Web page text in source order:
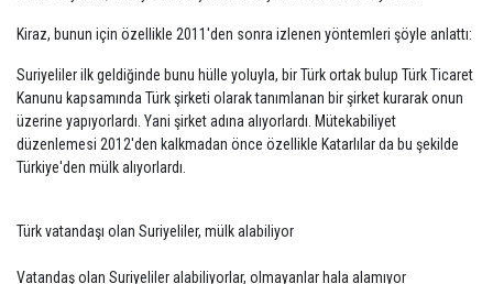
Kiraz, bunun için özellikle 2011'den sonra izlenen yöntemleri şöyle anlattı:
Suriyeliler ilk geldiğinde bunu hülle yoluyla, bir Türk ortak bulup Türk Ticaret
Kanunu kapsamında Türk şirketi olarak tanımlanan bir şirket kurarak onun
üzerine yapıyorlardı. Yani şirket adına alıyorlardı. Mütekabiliyet
düzenlemesi 2012'den kalkmadan önce özellikle Katarlılar da bu şekilde
Türkiye'den mülk alıyorlardı.
Türk vatandaşı olan Suriyeliler, mülk alabiliyor
Vatandaş olan Suriyeliler alabiliyorlar, olmayanlar hala alamıyor